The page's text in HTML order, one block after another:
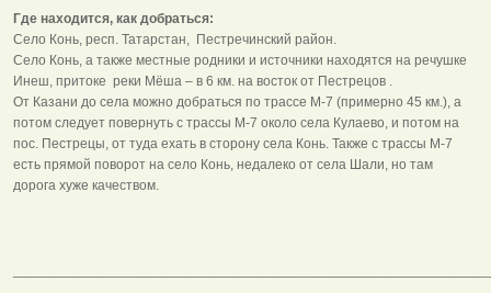
Где находится, как добраться:
Село Конь, респ. Татарстан, Пестречинский район.
Село Конь, а также местные родники и источники находятся на речушке
Инеш, притоке реки Мёша – в 6 км. на восток от Пестрецов .
От Казани до села можно добраться по трассе М-7 (примерно 45 км.), а
потом следует повернуть с трассы М-7 около села Кулаево, и потом на
пос. Пестрецы, от туда ехать в сторону села Конь. Также с трассы М-7
есть прямой поворот на село Конь, недалеко от села Шали, но там
дорога хуже качеством.